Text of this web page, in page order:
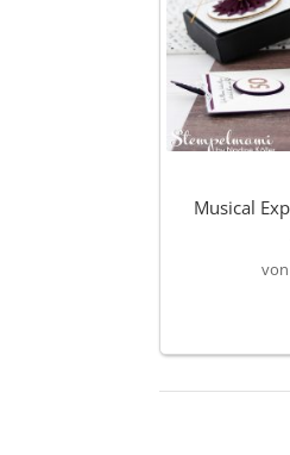
Musical
von